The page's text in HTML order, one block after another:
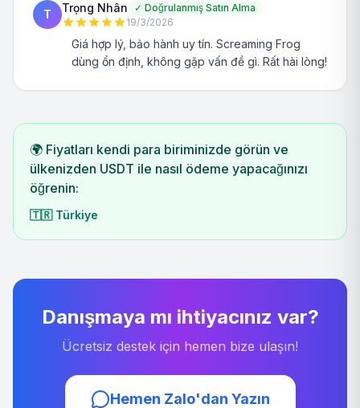
T Trọng Nhân ✓ Doğrulanmış Satın Alma
19/3/2026
Giá hợp lý, bảo hành uy tín. Screaming Frog
dùng ổn định, không gặp vấn đề gì. Rất hài lòng!
🌍 Fiyatları kendi para biriminizde görün ve
ülkenizden USDT ile nasıl ödeme yapacağınızı
öğrenin:
🇹🇷 Türkiye
Danışmaya mı ihtiyacınız var?
Ücretsiz destek için hemen bize ulaşın!
Hemen Zalo'dan Yazın